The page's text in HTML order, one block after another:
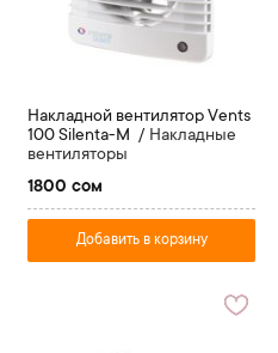
Накладной вентилятор Vents
100 Silenta-M
Накладные
вентиляторы
1800 сом
Добавить в корзину